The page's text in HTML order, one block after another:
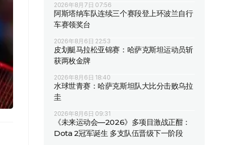
2026年8月7日 07:56
阿斯塔纳车队连续三个赛段登上环波兰自行
车赛领奖台
2026年8月6日 22:53
皮划艇马拉松亚锦赛：哈萨克斯坦运动员斩
获两枚金牌
2026年8月6日 18:40
水球世青赛：哈萨克斯坦队大比分击败乌拉
圭
2026年8月6日 09:31
《未来运动会—2026》多项目激战正酣：
Dota 2冠军诞生 多支队伍晋级下一阶段